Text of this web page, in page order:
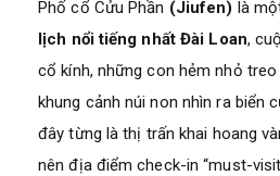
Phố cổ Cửu Phần (Jiufen) là
lịch nổi tiếng nhất Đài Loan,
cổ kính, những con hẻm nhỏ
khung cảnh núi non nhìn ra biển
đây từng là thị trấn khai hoang
nên địa điểm check-in “must-